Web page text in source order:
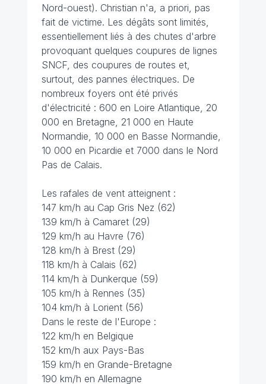
Nord-ouest). Christian n'a, a priori, pas
fait de victime. Les dégâts sont limités,
essentiellement liés à des chutes d'arbre
provoquant quelques coupures de lignes
SNCF, des coupures de routes et,
surtout, des pannes électriques. De
nombreux foyers ont été privés
d'électricité : 600 en Loire Atlantique, 20
000 en Bretagne, 21 000 en Haute
Normandie, 10 000 en Basse Normandie,
10 000 en Picardie et 7000 dans le Nord
Pas de Calais.
Les rafales de vent atteignent :
147 km/h au Cap Gris Nez (62)
139 km/h à Camaret (29)
129 km/h au Havre (76)
128 km/h à Brest (29)
118 km/h à Calais (62)
114 km/h à Dunkerque (59)
105 km/h à Rennes (35)
104 km/h à Lorient (56)
Dans le reste de l'Europe :
122 km/h en Belgique
152 km/h aux Pays-Bas
159 km/h en Grande-Bretagne
190 km/h en Allemagne